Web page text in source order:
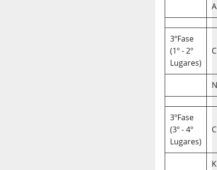
3ºFase
(1º - 2º
Lugares)
3ºFase
(3º - 4º
Lugares)